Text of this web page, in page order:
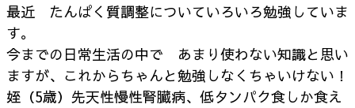
最近 たんぱく質調整についていろいろ勉強していま
す。
今までの日常生活の中で あまり使わない知識と思い
ますが、これからちゃんと勉強しなくちゃいけない！
姪（5歳）先天性慢性腎臓病、低タンパク食しか食え